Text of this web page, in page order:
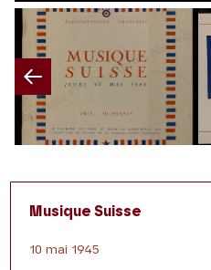
Musique Suisse
10 mai 1945